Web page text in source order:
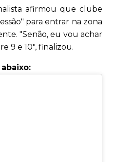
afirmou que clube
para entrar na zona
"Senão, eu vou achar
9 e 10", finalizou.